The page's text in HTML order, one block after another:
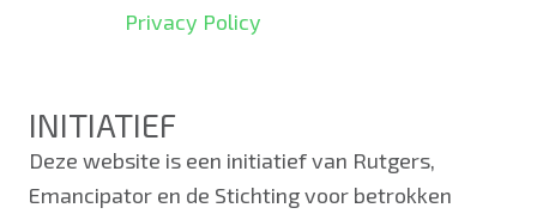
Privacy Policy
INITIATIEF
Deze website is een initiatief van Rutgers,
Emancipator en de Stichting voor betrokken